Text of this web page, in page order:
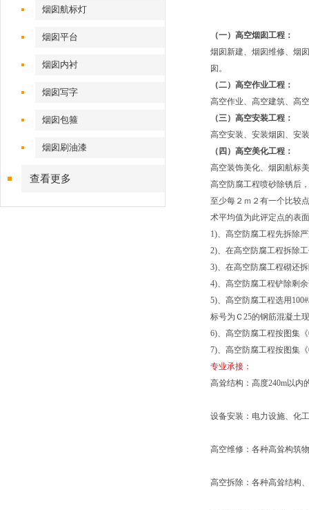
烟囱航标灯
烟囱平台
烟囱内衬
烟囱写字
烟囱包箍
烟囱刷油漆
查看更多
（一）高空烟囱工程：
烟囱新建、烟囱维修、烟
囱。
（二）高空作业工程：
高空作业、高空建筑、高
（三）高空安装工程：
高空安装、安装烟囱、安
（四）高空美化工程：
高空装饰美化、烟囱航标
高空防腐工程喷砂除锈后
至少每２ｍ２有一个比较
术平均值为此评定点的表
1)、高空防腐工程先拆除
2)、在高空防腐工程拆除
3)、在高空防腐工程砌还
4)、高空防腐工程铲除剩
5)、高空防腐工程选用
标号为Ｃ25的钢筋混凝土
6)、高空防腐工程按图集
7)、高空防腐工程按图集
专业承接：
高耸结构：高度240m以内
设备安装：电力设施、化
高空维修：各种高耸构筑
高空拆除：各种高耸结构